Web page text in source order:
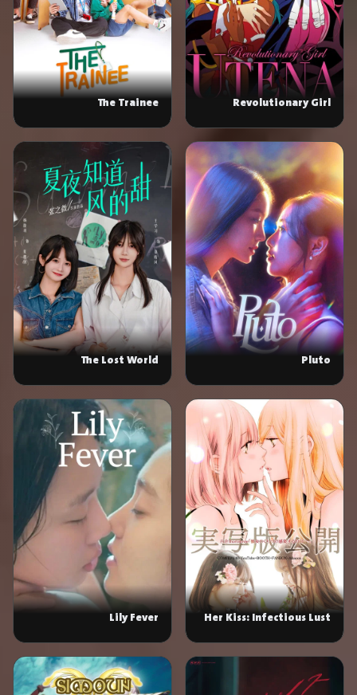
Revolutionary Girl
The Trainee
Pluto
The Lost World
Her Kiss: Infectious Lust
Lily Fever